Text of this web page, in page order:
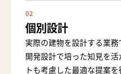
02
個別設計
実際の建物を設計する業務
開発設計で培った知見を
トも考慮した最適な提案を